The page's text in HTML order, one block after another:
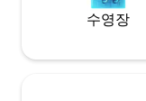
수영장